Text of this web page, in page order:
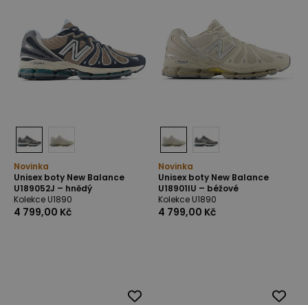
Novinka
Unisex boty New Balance
U189052J – hnědý
Kolekce U1890
4 799,00 Kč
Novinka
Unisex boty New Balance
U18901IU – béžové
Kolekce U1890
4 799,00 Kč